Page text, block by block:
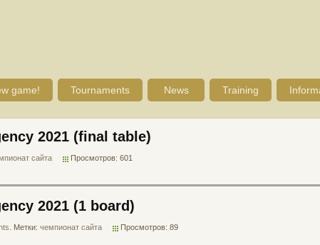
game! Tournaments News Training
2021 (final table)
сайта Просмотров: 601
2021 (1 board)
. Метки: чемпионат сайта Просмотров: 89